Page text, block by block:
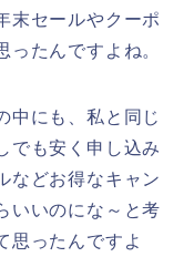
末セールやクーポ
ったんですよね。
中にも、私と同じ
でも安く申し込み
などお得なキャン
いいのにな～と考
思ったんですよ